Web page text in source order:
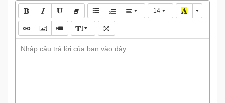
Nghệ
14
Nhập câu trả lời của bạn vào đây